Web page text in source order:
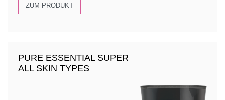
ZUM PRODUKT
PURE ESSENTIAL SUPER
ALL SKIN TYPES